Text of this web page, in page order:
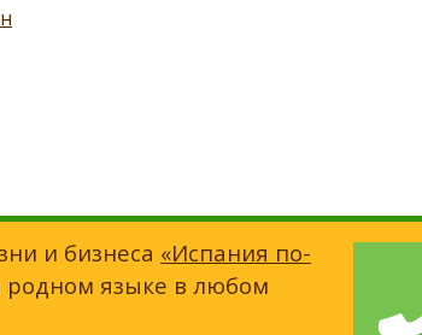
и бизнеса «Испания по-
родном языке в любом